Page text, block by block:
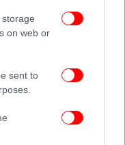
on web or
sent to